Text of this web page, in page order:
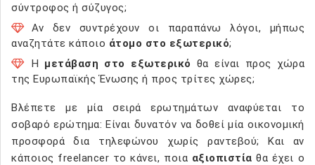
σύντροφος ή σύζυγος;
Αν δεν συντρέχουν οι παραπάνω λόγοι, μήπως
αναζητάτε κάποιο άτομο στο εξωτερικό;
Η μετάβαση στο εξωτερικό θα είναι προς χώρα
της Ευρωπαϊκής Ένωσης ή προς τρίτες χώρες;
Βλέπετε με μία σειρά ερωτημάτων αναφύεται το
σοβαρό ερώτημα: Είναι δυνατόν να δοθεί μία οικονομική
προσφορά δια τηλεφώνου χωρίς ραντεβού; Και αν
κάποιος freelancer το κάνει, ποια αξιοπιστία θα έχει ο